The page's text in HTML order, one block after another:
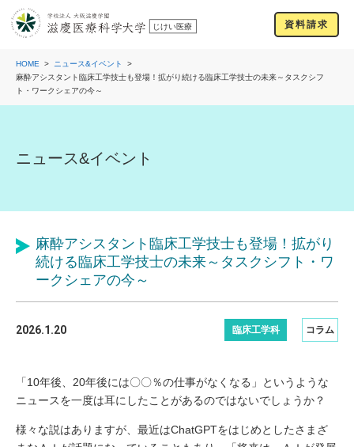
資料請求
HOME
ニュース&イベント
麻酔アシスタント臨床工学技士も登場！拡がり続ける臨床工学技士の未来～タスクシフ
ト・ワークシェアの今～
ニュース&イベント
麻酔アシスタント臨床工学技士も登場！拡がり
続ける臨床工学技士の未来～タスクシフト・ワ
ークシェアの今～
2026.1.20 臨床工学科 コラム
「10年後、20年後には〇〇％の仕事がなくなる」というような
ニュースを一度は耳にしたことがあるのではないでしょうか？
様々な説はありますが、最近はChatGPTをはじめとしたさまざ